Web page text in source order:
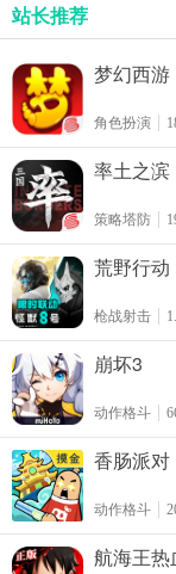
站长推荐
梦幻西游
角色扮演
率土之滨
策略塔防
荒野行动
枪战射击
崩坏3
动作格斗
香肠派对
动作格斗
航海王热